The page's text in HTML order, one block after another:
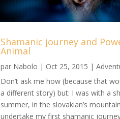
Shamanic journey and
Animal
par Nabolo | Oct 25, 2015 |
Don’t ask me how (because that
a different story) but: I was with a
summer, in the slovakian’s
undertake my first shamanic